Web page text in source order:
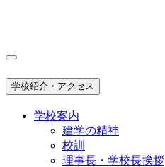
学校紹介・アクセス
学校案内
建学の精神
校訓
理事長・学校長挨拶